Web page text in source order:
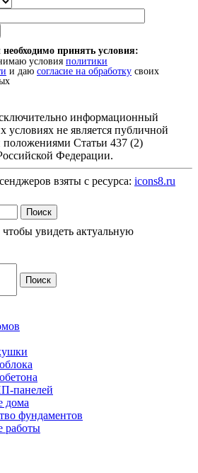
принять условия:
условия политики
и даю согласие на обработку своих
информационный
условиях не является публичной
положениями Статьи 437 (2)
Федерации.
взяты с ресурса: icons8.ru
Поиск
чтобы увидеть актуальную
Поиск
панелей
дома
фундаментов
работы